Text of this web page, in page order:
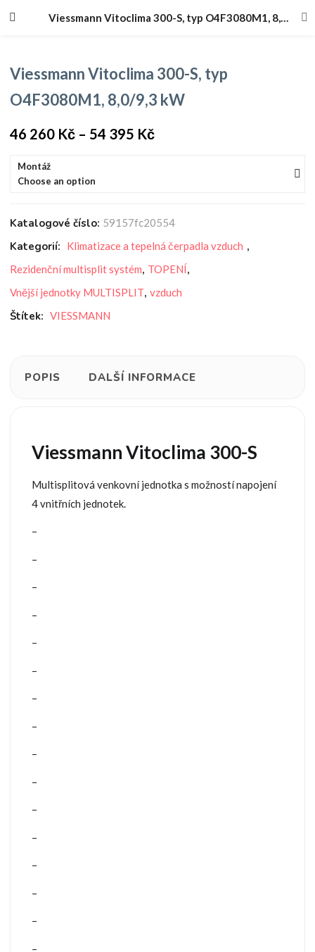
Viessmann Vitoclima 300-S, typ O4F3080M1, 8,0/9,3 kW
Viessmann Vitoclima 300-S, typ
O4F3080M1, 8,0/9,3 kW
46 260 Kč – 54 395 Kč
Montáž
Choose an option
Katalogové číslo: 59157fc20554
Kategorií: Klimatizace a tepelná čerpadla vzduch ,
Rezidenční multisplit systém, TOPENÍ,
Vnější jednotky MULTISPLIT,vzduch
Štítek: VIESSMANN
POPIS DALŠÍ INFORMACE
Viessmann Vitoclima 300-S
Multisplitová venkovní jednotka s možností napojení
4 vnitřních jednotek.
–
–
–
–
–
–
–
–
–
–
–
–
–
–
–
–